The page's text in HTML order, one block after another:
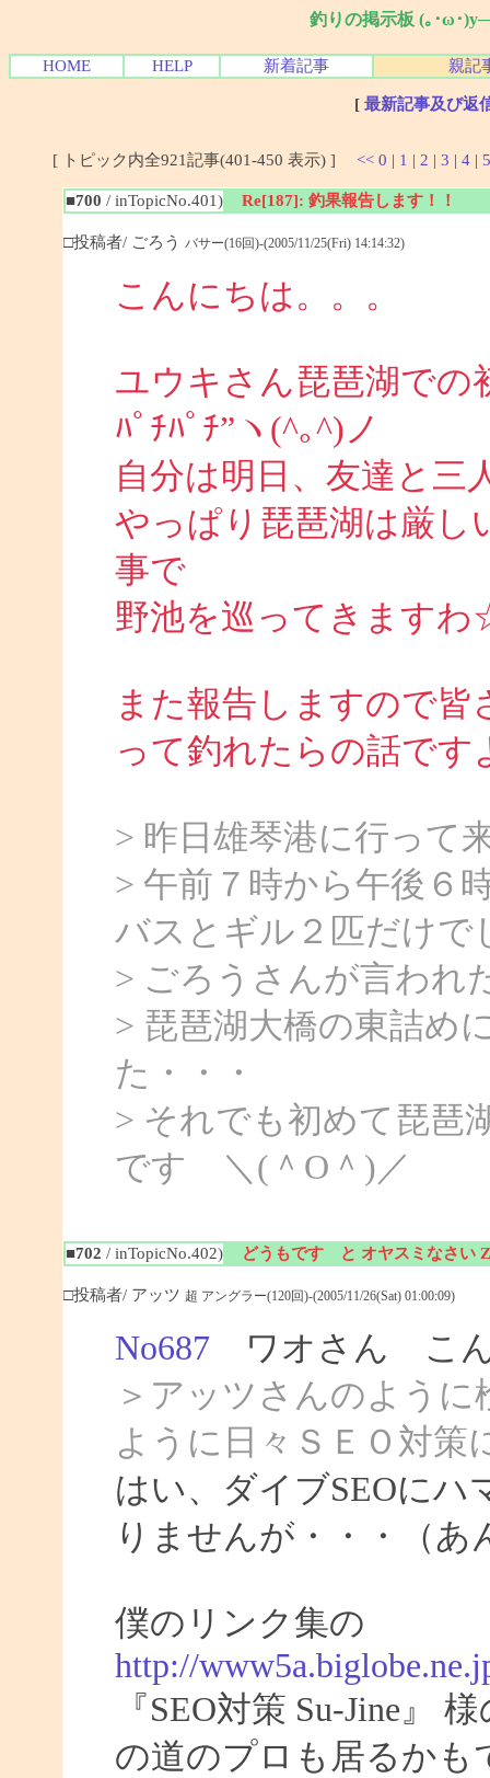
釣りの掲示板 (｡･ω･
HOME HELP 新着記事 親記
[ 最新記事及び返
[ トピック内全921記事(401-450 表示) ] << 0 | 1 | 2 | 3 | 4 | 5
■700 / inTopicNo.401) Re[187]: 釣果報告します！！
□投稿者/ ごろう バサー(16回)-(2005/11/25(Fri) 14:14:32)
こんにちは。。。
ユウキさん琵琶湖で
ﾊﾟﾁﾊﾟﾁ”ヽ(^｡^)ノ
自分は明日、友達と三
やっぱり琵琶湖は厳し
事で
野池を巡ってきますわ
また報告しますので
って釣れたらの話です
> 昨日雄琴港に行って
> 午前７時から午後６
バスとギル２匹だけで
> ごろうさんが言われ
> 琵琶湖大橋の東詰め
た・・・
> それでも初めて琵琶
です ＼(＾O＾)／
■702 / inTopicNo.402) どうもです と オヤスミなさい
□投稿者/ アッツ 超 アングラー(120回)-(2005/11/26(Sat) 01:00:09)
No687 ワオさん こ
＞アッツさんのよう
ように日々ＳＥＯ対策
はい、ダイブSEOにハ
りませんが・・・（
僕のリンク集の
http://
『SEO対策 Su-Jine』
の道のプロも居るかも